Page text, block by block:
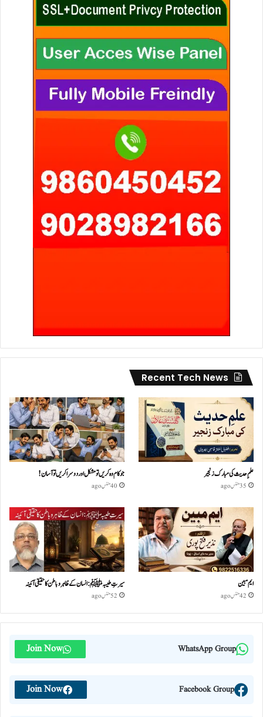
Recent Tech News
علمِ حدیث کی مبارک زنجیر
35 منٹس ago
جو کام وہ کریں تو مشکل اور دوسرا کریں تو آسان !
40 منٹس ago
ایم مبین
42 منٹس ago
سیرتِ طیبہﷺ: انسان کے ظاہر و باطن کا حقیقی آئینہ
52 منٹس ago
WhatsApp Group
Join Now
Facebook Group
Join Now